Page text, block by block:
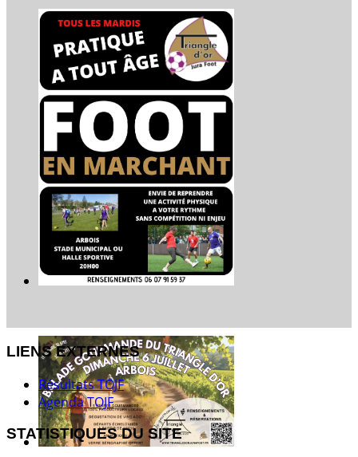
LIENS EXTERNES
Résultats TOJF
Agenda TOJF
STATISTIQUES DU SITE